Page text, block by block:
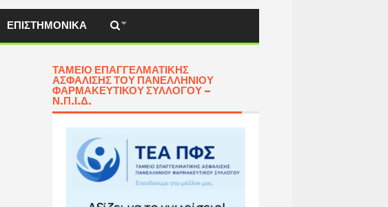
ΕΠΙΣΤΗΜΟΝΙΚΆ
ΤΑΜΕΊΟ ΕΠΑΓΓΕΛΜΑΤΙΚΉΣ
ΑΣΦΆΛΙΣΗΣ ΤΟΥ ΠΑΝΕΛΛΗΝΊΟΥ
ΦΑΡΜΑΚΕΥΤΙΚΟΎ ΣΥΛΛΌΓΟΥ –
Ν.Π.Ι.Δ.